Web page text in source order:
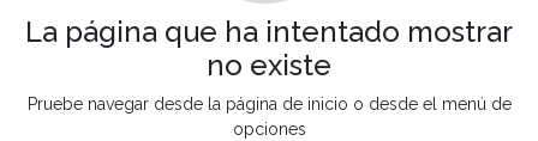
La página que ha intentado mostrar
no existe
Pruebe navegar desde la página de inicio o desde el menú de
opciones